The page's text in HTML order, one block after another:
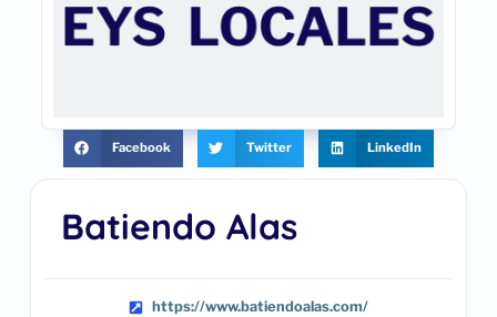
Batiendo Alas
https://www.batiendoalas.com/
Facebook Twitter LinkedIn